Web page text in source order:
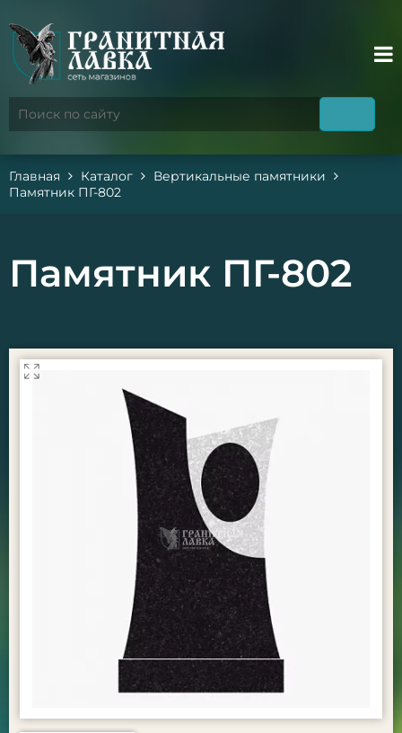
Главная Каталог
Вертикальные памятники
Памятник ПГ-802
Памятник ПГ-802